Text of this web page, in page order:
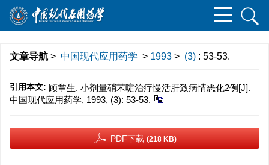
文章导航 > 中国现代应用药学 > 1993 > (3) : 53-53.
引用本文: 顾掌生. 小剂量硝苯啶治疗慢活肝致病情恶化2例[J].
中国现代应用药学, 1993, (3): 53-53.
PDF下载 (218 KB)